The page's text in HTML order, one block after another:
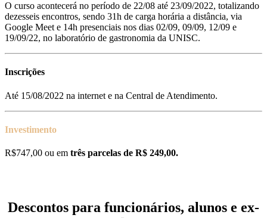
O curso acontecerá no período de 22/08 até 23/09/2022, totalizando
dezesseis encontros, sendo 31h de carga horária a distância, via
Google Meet e 14h presenciais nos dias 02/09, 09/09, 12/09 e
19/09/22, no laboratório de gastronomia da UNISC.
Inscrições
Até 15/08/2022 na internet e na Central de Atendimento.
Investimento
R$747,00 ou em três parcelas de R$ 249,00.
Descontos para funcionários, alunos e ex-